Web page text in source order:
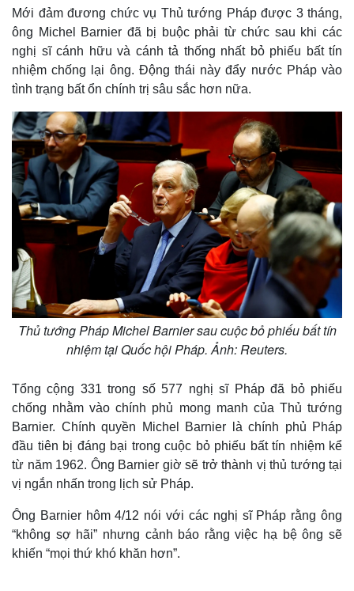
Mới đảm đương chức vụ Thủ tướng Pháp được 3 tháng,
ông Michel Barnier đã bị buộc phải từ chức sau khi các
nghị sĩ cánh hữu và cánh tả thống nhất bỏ phiếu bất tín
nhiệm chống lại ông. Động thái này đẩy nước Pháp vào
tình trạng bất ổn chính trị sâu sắc hơn nữa.
Thủ tướng Pháp Michel Barnier sau cuộc bỏ phiếu bất tín
nhiệm tại Quốc hội Pháp. Ảnh: Reuters.
Tổng cộng 331 trong số 577 nghị sĩ Pháp đã bỏ phiếu
chống nhằm vào chính phủ mong manh của Thủ tướng
Barnier. Chính quyền Michel Barnier là chính phủ Pháp
đầu tiên bị đáng bại trong cuộc bỏ phiếu bất tín nhiệm kể
từ năm 1962. Ông Barnier giờ sẽ trở thành vị thủ tướng tại
vị ngắn nhấn trong lịch sử Pháp.
Ông Barnier hôm 4/12 nói với các nghị sĩ Pháp rằng ông
“không sợ hãi” nhưng cảnh báo rằng việc hạ bệ ông sẽ
khiến “mọi thứ khó khăn hơn”.